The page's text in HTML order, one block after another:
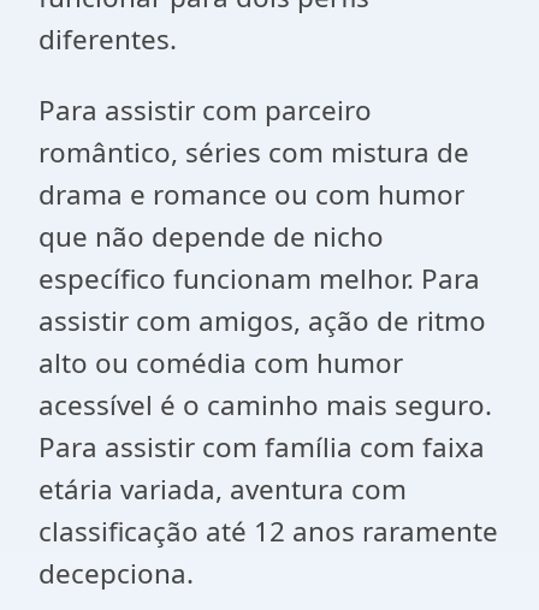
diferentes.
Para assistir com parceiro
romântico, séries com mistura de
drama e romance ou com humor
que não depende de nicho
específico funcionam melhor. Para
assistir com amigos, ação de ritmo
alto ou comédia com humor
acessível é o caminho mais seguro.
Para assistir com família com faixa
etária variada, aventura com
classificação até 12 anos raramente
decepciona.